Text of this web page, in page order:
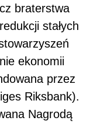
braterstwa
stałych
ekonomii
przez
Riksbank).
Nagrodą